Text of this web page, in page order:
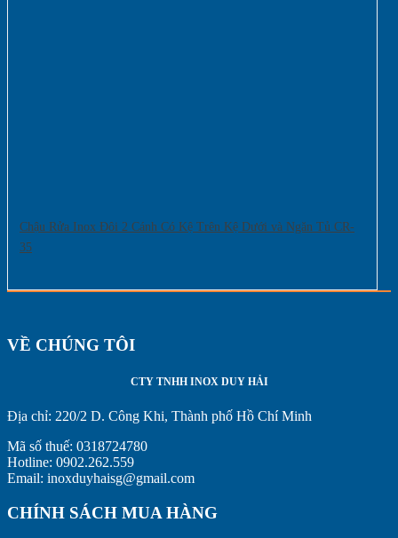
Chậu Rửa Inox Đôi 2 Cánh Có Kệ Trên Kệ Dưới và Ngăn Tủ CR-
35
VỀ CHÚNG TÔI
CTY TNHH INOX DUY HẢI
Địa chỉ: 220/2 D. Công Khi, Thành phố Hồ Chí Minh
Mã số thuế: 0318724780
Hotline: 0902.262.559
Email: inoxduyhaisg@gmail.com
CHÍNH SÁCH MUA HÀNG